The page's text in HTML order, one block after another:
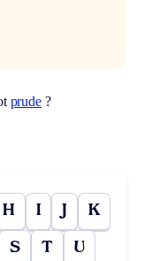
prude ?
H I J K
S T U